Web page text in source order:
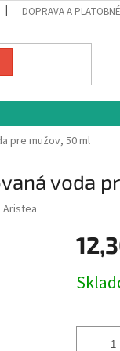
DOPRAVA A PLATOBNÉ
pre mužov, 50 ml
voda
Aristea
cena: